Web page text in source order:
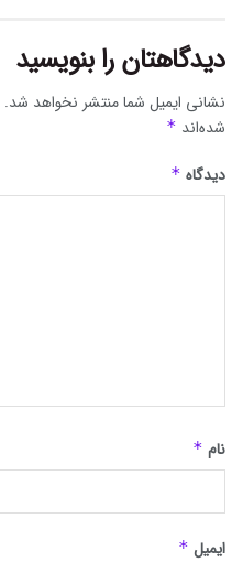
دیدگاهتان را بنویسید
نشانی ایمیل شما منتشر نخواهد شد.
شده‌اند *
دیدگاه *
نام *
ایمیل *